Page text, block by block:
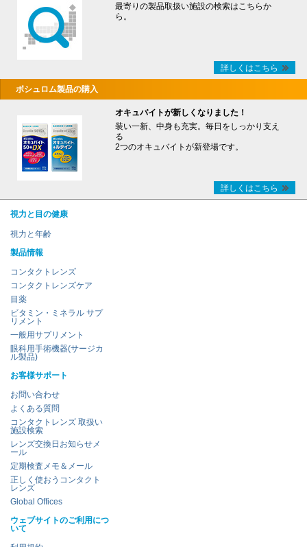
最寄りの製品取扱い施設の検索はこちらか
ら。
詳しくはこちら
ボシュロム製品の購入
オキュバイトが新しくなりました！
装い一新、中身も充実。毎日をしっかり支え
る
2つのオキュバイトが新登場です。
詳しくはこちら
視力と目の健康
視力と年齢
製品情報
コンタクトレンズ
コンタクトレンズケア
目薬
ビタミン・ミネラル サプ
リメント
一般用サプリメント
眼科用手術機器(サージカ
ル製品)
お客様サポート
お問い合わせ
よくある質問
コンタクトレンズ 取扱い
施設検索
レンズ交換日お知らせメ
ール
定期検査メモ＆メール
正しく使おうコンタクト
レンズ
Global Offices
ウェブサイトのご利用につ
いて